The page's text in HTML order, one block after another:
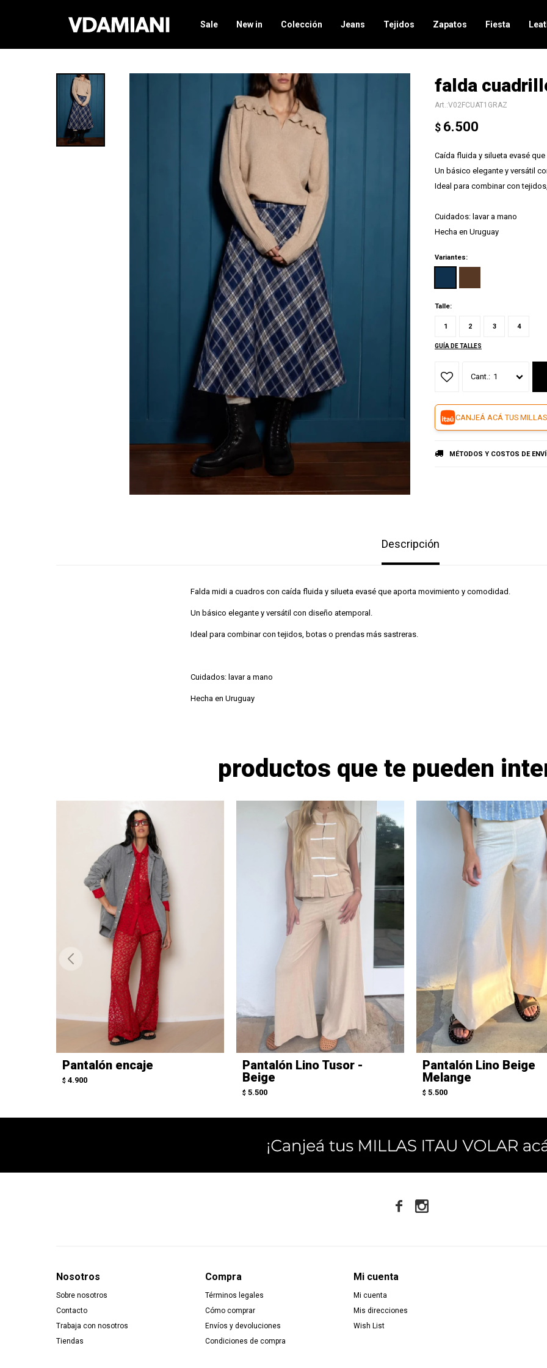
Sale New in Colección Jeans Tejidos Zapatos Fiesta
falda
V02FCUAT1GRAZ
$ 6.500
Caída fluida y silueta evasé
Un básico elegante y versátil
Ideal para combinar con
Cuidados: lavar a mano
Hecha en Uruguay
Variantes:
Talle:
1 2 3 4
GUÍA DE TALLES
1
CANJEÁ ACÁ TUS
MÉTODOS Y COSTOS DE
Descripción
Falda midi a cuadros con caída fluida y silueta evasé que aporta movimiento y comodidad.
Un básico elegante y versátil con diseño atemporal.
Ideal para combinar con tejidos, botas o prendas más sastreras.
Cuidados: lavar a mano
Hecha en Uruguay
productos que te pueden
Pantalón encaje
$ 4.900
Pantalón Lino Tusor -
Beige
$ 5.500
Pantalón Lino Beige
Melange
$ 5.500
Nosotros
Sobre nosotros
Contacto
Trabaja con nosotros
Tiendas
Compra
Términos legales
Cómo comprar
Envíos y devoluciones
Condiciones de compra
Mi cuenta
Mi cuenta
Mis direcciones
Wish List
 